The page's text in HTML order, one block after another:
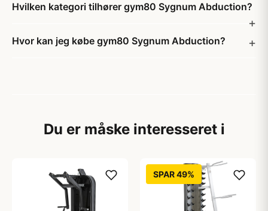
Hvilken kategori tilhører gym80 Sygnum Abduction?
Hvor kan jeg købe gym80 Sygnum Abduction?
Du er måske interesseret i
SPAR 49%